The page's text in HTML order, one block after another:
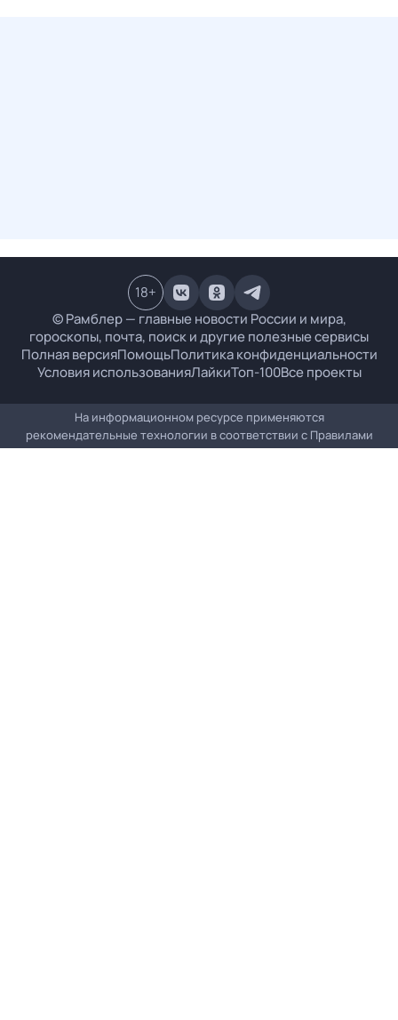
© Рамблер — главные новости России и мира,
гороскопы, почта, поиск и другие полезные сервисы
Полная версияПомощьПолитика конфиденциальности
Условия использованияЛайкиТоп-100Все проекты
18+
На информационном ресурсе применяются
рекомендательные технологии в соответствии с Правилами